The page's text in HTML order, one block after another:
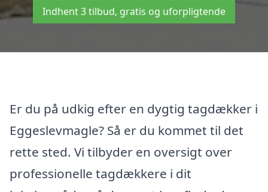
Indhent 3 tilbud, gratis og uforpligtende
Er du på udkig efter en dygtig tagdækker i
Eggeslevmagle? Så er du kommet til det
rette sted. Vi tilbyder en oversigt over
professionelle tagdækkere i dit